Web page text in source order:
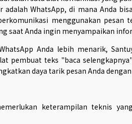
WhatsApp, di mana Anda
menggunakan pesan
saat Anda ingin menyampaikan
Anda lebih menarik,
pembuat teks "baca
daya tarik pesan Anda
keterampilan teknis